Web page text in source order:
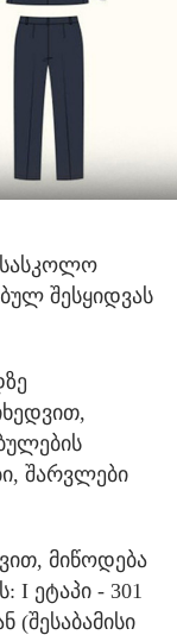
სასკოლო
შესყიდვას
შარვლები
მიწოდება
I ეტაპი - 301
(შესაბამისი